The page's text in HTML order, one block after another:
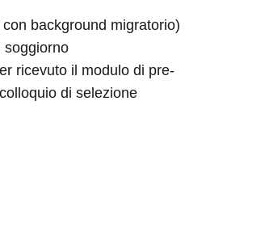
background migratorio)
soggiorno
ricevuto il modulo di pre-
di selezione